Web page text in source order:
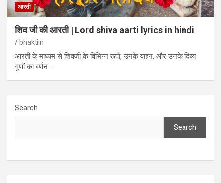
आरती
शिव जी की आरती | Lord shiva aarti lyrics in hindi
bhaktiin
आरती के माध्यम से शिवजी के विभिन्न रूपों, उनके वाहन, और उनके दिव्य
गुणों का वर्णन…
Search
Search